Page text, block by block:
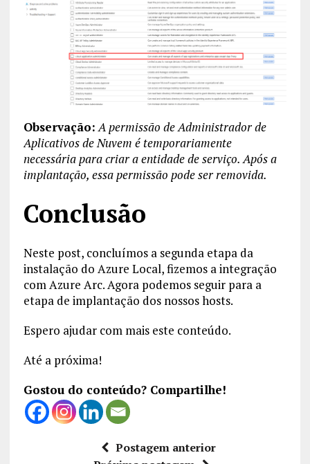
Observação:A permissão de Administrador de
Aplicativos de Nuvem é temporariamente
necessária para criar a entidade de serviço. Após a
implantação, essa permissão pode ser removida.
Conclusão
Neste post, concluímos a segunda etapa da
instalação do Azure Local, fizemos a integração
com Azure Arc. Agora podemos seguir para a
etapa de implantação dos nossos hosts.
Espero ajudar com mais este conteúdo.
Até a próxima!
Gostou do conteúdo? Compartilhe!
Postagem anterior